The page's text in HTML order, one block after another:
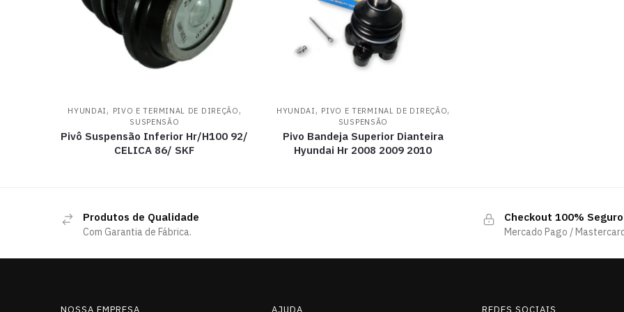
HYUNDAI, PIVO E TERMINAL DE DIREÇÃO,
SUSPENSÃO
Pivô Suspensão Inferior Hr/H100 92/
CELICA 86/ SKF
HYUNDAI, PIVO E TERMINAL DE DIREÇÃO,
SUSPENSÃO
Pivo Bandeja Superior Dianteira
Hyundai Hr 2008 2009 2010
Produtos de Qualidade
Com Garantia de Fábrica.
Checkout 100% Seguro
Mercado Pago /